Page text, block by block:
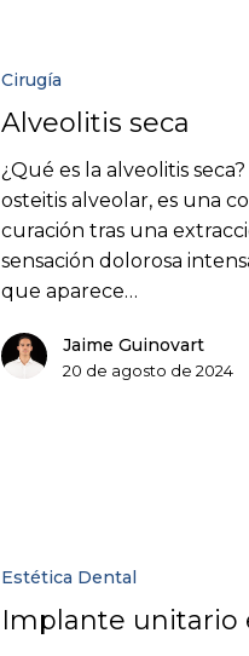
Cirugía
Alveolitis seca
¿Qué es la alveolitis
osteitis alveolar, es una
curación tras una
sensación dolorosa
que aparece…
Jaime Guinovart
20 de agosto de 2024
Estética Dental
Implante unitario